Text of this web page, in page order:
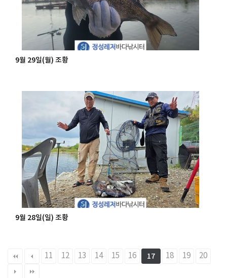
9월 29일(월) 조황
9월 28일(일) 조황
11 12 13 14 15 16 17 18 19 20